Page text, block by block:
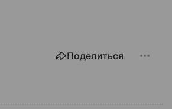
Поделиться